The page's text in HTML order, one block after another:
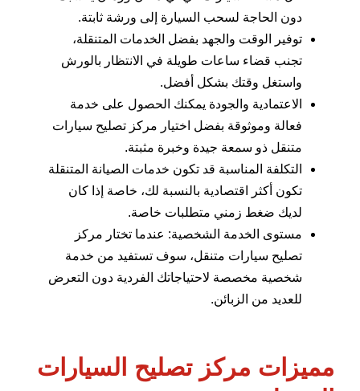
دون الحاجة لسحب السيارة إلى ورشة ثابتة.
توفير الوقت والجهد بفضل الخدمات المتنقلة،
تجنب قضاء ساعات طويلة في الانتظار بالورش
واستغل وقتك بشكل أفضل.
الاعتمادية والجودة يمكنك الحصول على خدمة
فعالة وموثوقة بفضل اختيار مركز تصليح سيارات
متنقل ذو سمعة جيدة وخبرة مثبتة.
التكلفة المناسبة قد تكون خدمات الصيانة المتنقلة
تكون أكثر اقتصادية بالنسبة لك، خاصة إذا كان
لديك ضغط زمني متطلبات خاصة.
مستوى الخدمة الشخصية: عندما تختار مركز
تصليح سيارات متنقل، سوف تستفيد من خدمة
شخصية مخصصة لاحتياجاتك الفردية دون التعرض
للعديد من الزبائن.
مميزات مركز تصليح السيارات